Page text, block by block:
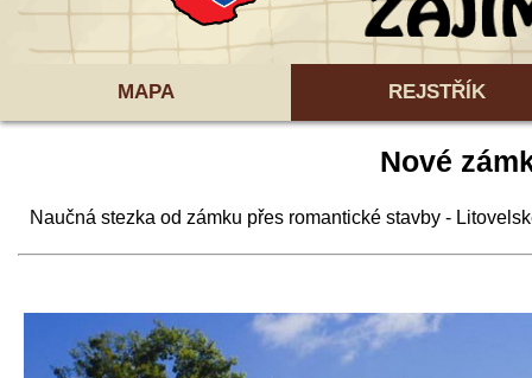
MAPA REJSTŘÍK
Nové
Naučná stezka od zámku přes romantické stavby -